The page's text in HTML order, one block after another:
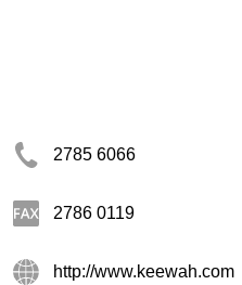
2785 6066
2786 0119
http://www.keewah.com